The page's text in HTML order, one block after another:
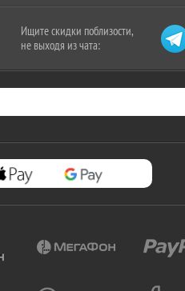
Ищите скидки поблизости,
не выходя из чата: